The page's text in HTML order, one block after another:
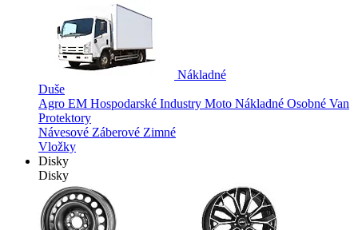
Nákladné
Duše
Agro EM Hospodarské Industry Moto Nákladné Osobné Van
Protektory
Návesové Záberové Zimné
Vložky
Disky
Disky